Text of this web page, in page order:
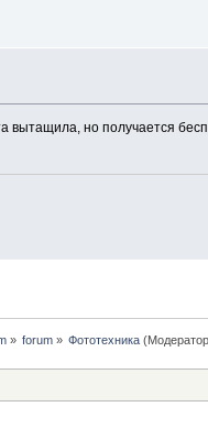
вытащила, но получается
» forum » Фототехника